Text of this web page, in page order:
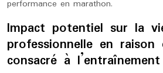
performance en marathon.
Impact potentiel sur la
professionnelle en
consacré à